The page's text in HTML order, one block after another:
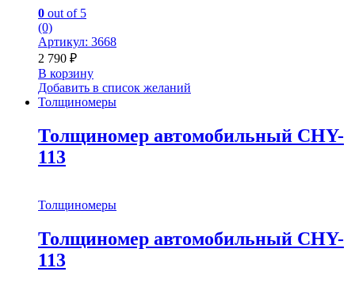
0 out of 5
(0)
Артикул: 3668
2 790 ₽
В корзину
Добавить в список желаний
Толщиномеры
Толщиномер автомобильный CHY-
113
Толщиномеры
Толщиномер автомобильный CHY-
113